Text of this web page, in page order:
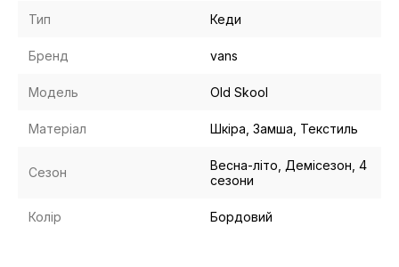
Тип Кеди
Бренд vans
Модель Old Skool
Матеріал Шкіра, Замша, Текстиль
Сезон
Весна-літо, Демісезон, 4
сезони
Колір Бордовий